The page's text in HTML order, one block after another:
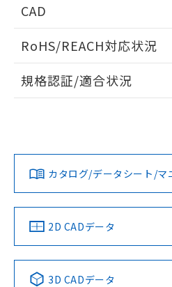
CAD
ドすることができます。
ログイン/会
ダウンロードデータをご利用いた
みください。
ソフトウェアの使用条件
RoHS/REACH対応状況
EU RoHS 注意事項・凡例
対応済み
中国 RoHS 注意事項・凡例
規格認証/適合状況
LR型式承認
（イギリス
船舶規格）
DNV型式承認
（ノルウェー
Yes No
カタログ/データシート/マ
2D CADデータ
3D CADデータ